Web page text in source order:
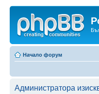
Начало форум
Администратора